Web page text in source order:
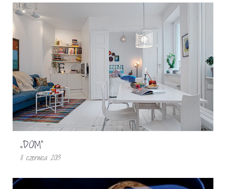
„DOM”
11 czerwca 2013